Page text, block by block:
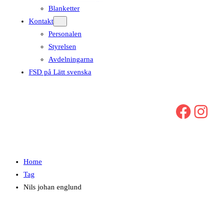
Blanketter
Kontakt
Personalen
Styrelsen
Avdelningarna
FSD på Lätt svenska
Facebook Instagram
Home
Tag
Nils johan englund